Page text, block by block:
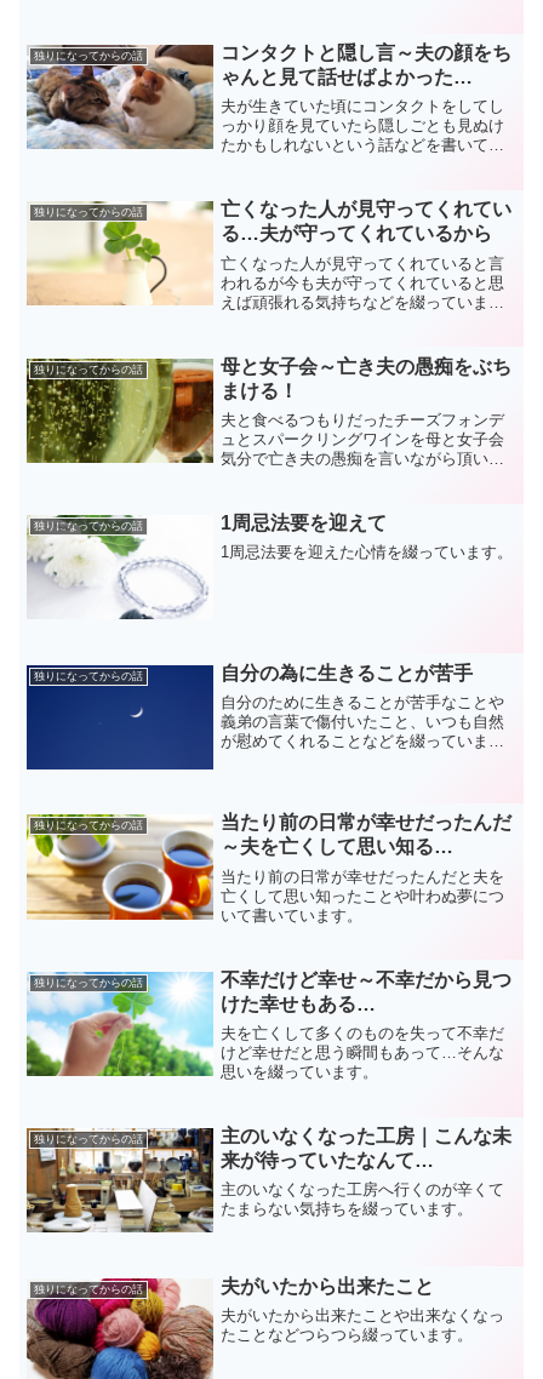
独りになってからの話
コンタクトと隠し言～夫の顔をち
ゃんと見て話せばよかった…
夫が生きていた頃にコンタクトをしてし
っかり顔を見ていたら隠しごとも見ぬけ
たかもしれないという話などを書いてい
独りになってからの話
亡くなった人が見守ってくれてい
る…夫が守ってくれているから
亡くなった人が見守ってくれていると言
われるが今も夫が守ってくれていると思
えば頑張れる気持ちなどを綴っていま
独りになってからの話
母と女子会～亡き夫の愚痴をぶち
まける！
夫と食べるつもりだったチーズフォンデ
ュとスパークリングワインを母と女子会
気分で亡き夫の愚痴を言いながら頂いた
独りになってからの話 1周忌法要を迎えて
1周忌法要を迎えた心情を綴っています。
独りになってからの話 自分の為に生きることが苦手
自分のために生きることが苦手なことや
義弟の言葉で傷付いたこと、いつも自然
が慰めてくれることなどを綴っていま
独りになってからの話
当たり前の日常が幸せだったんだ
～夫を亡くして思い知る…
当たり前の日常が幸せだったんだと夫を
亡くして思い知ったことや叶わぬ夢につ
いて書いています。
独りになってからの話
不幸だけど幸せ～不幸だから見つ
けた幸せもある…
夫を亡くして多くのものを失って不幸だ
けど幸せだと思う瞬間もあって…そんな
思いを綴っています。
独りになってからの話
主のいなくなった工房｜こんな未
来が待っていたなんて…
主のいなくなった工房へ行くのが辛くて
たまらない気持ちを綴っています。
独りになってからの話 夫がいたから出来たこと
夫がいたから出来たことや出来なくなっ
たことなどつらつら綴っています。